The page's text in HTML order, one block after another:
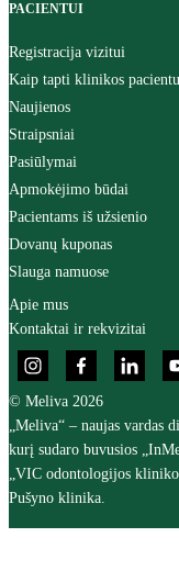
PACIENTUI
Registracija vizitui
Kaip tapti klinikos
Naujienos
Straipsniai
Pasiūlymai
Apmokėjimo būdai
Pacientams iš užsienio
Dovanų kuponas
Slauga namuose
Apie mus
Kontaktai ir rekvizitai
© Meliva 2026
„Meliva“ – naujas vardas
kurį sudaro buvusios
„VIC odontologijos
Pušyno klinika.